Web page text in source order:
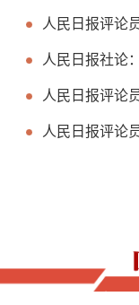
人民日报评论
人民日报社论
人民日报评论
人民日报评论